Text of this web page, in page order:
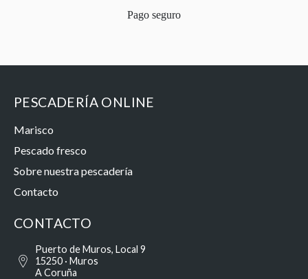
Pago seguro
PESCADERÍA ONLINE
Marisco
Pescado fresco
Sobre nuestra pescadería
Contacto
CONTACTO
Puerto de Muros, Local 9
15250 · Muros
A Coruña